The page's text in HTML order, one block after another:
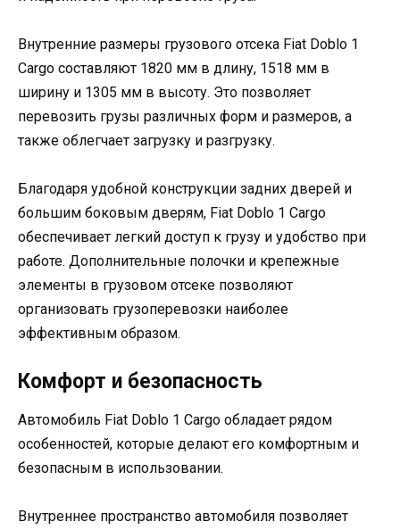
Внутренние размеры грузового отсека Fiat Doblo 1
Cargo составляют 1820 мм в длину, 1518 мм в
ширину и 1305 мм в высоту. Это позволяет
перевозить грузы различных форм и размеров, а
также облегчает загрузку и разгрузку.
Благодаря удобной конструкции задних дверей и
большим боковым дверям, Fiat Doblo 1 Cargo
обеспечивает легкий доступ к грузу и удобство при
работе. Дополнительные полочки и крепежные
элементы в грузовом отсеке позволяют
организовать грузоперевозки наиболее
эффективным образом.
Комфорт и безопасность
Автомобиль Fiat Doblo 1 Cargo обладает рядом
особенностей, которые делают его комфортным и
безопасным в использовании.
Внутреннее пространство автомобиля позволяет